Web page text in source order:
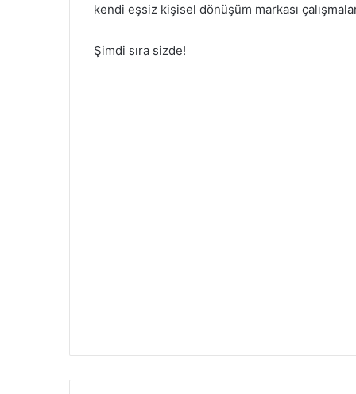
kendi eşsiz kişisel dönüşüm markası
Şimdi sıra sizde!